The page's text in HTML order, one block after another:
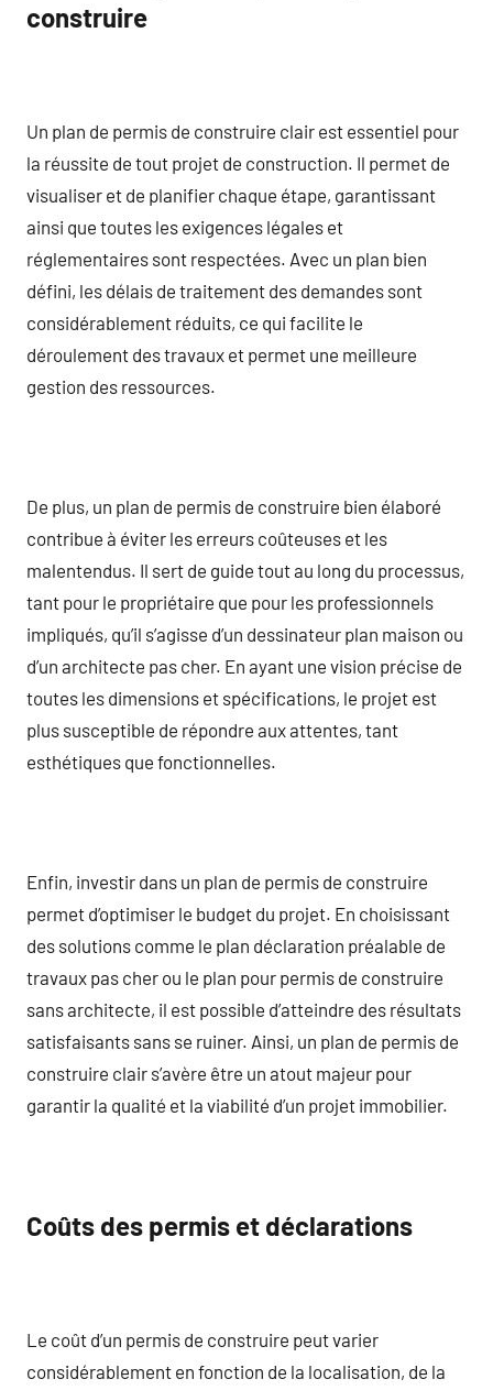
construire
Un plan de permis de construire clair est essentiel pour
la réussite de tout projet de construction. Il permet de
visualiser et de planifier chaque étape, garantissant
ainsi que toutes les exigences légales et
réglementaires sont respectées. Avec un plan bien
défini, les délais de traitement des demandes sont
considérablement réduits, ce qui facilite le
déroulement des travaux et permet une meilleure
gestion des ressources.
De plus, un plan de permis de construire bien élaboré
contribue à éviter les erreurs coûteuses et les
malentendus. Il sert de guide tout au long du processus,
tant pour le propriétaire que pour les professionnels
impliqués, qu’il s’agisse d’un dessinateur plan maison ou
d’un architecte pas cher. En ayant une vision précise de
toutes les dimensions et spécifications, le projet est
plus susceptible de répondre aux attentes, tant
esthétiques que fonctionnelles.
Enfin, investir dans un plan de permis de construire
permet d’optimiser le budget du projet. En choisissant
des solutions comme le plan déclaration préalable de
travaux pas cher ou le plan pour permis de construire
sans architecte, il est possible d’atteindre des résultats
satisfaisants sans se ruiner. Ainsi, un plan de permis de
construire clair s’avère être un atout majeur pour
garantir la qualité et la viabilité d’un projet immobilier.
Coûts des permis et déclarations
Le coût d’un permis de construire peut varier
considérablement en fonction de la localisation, de la